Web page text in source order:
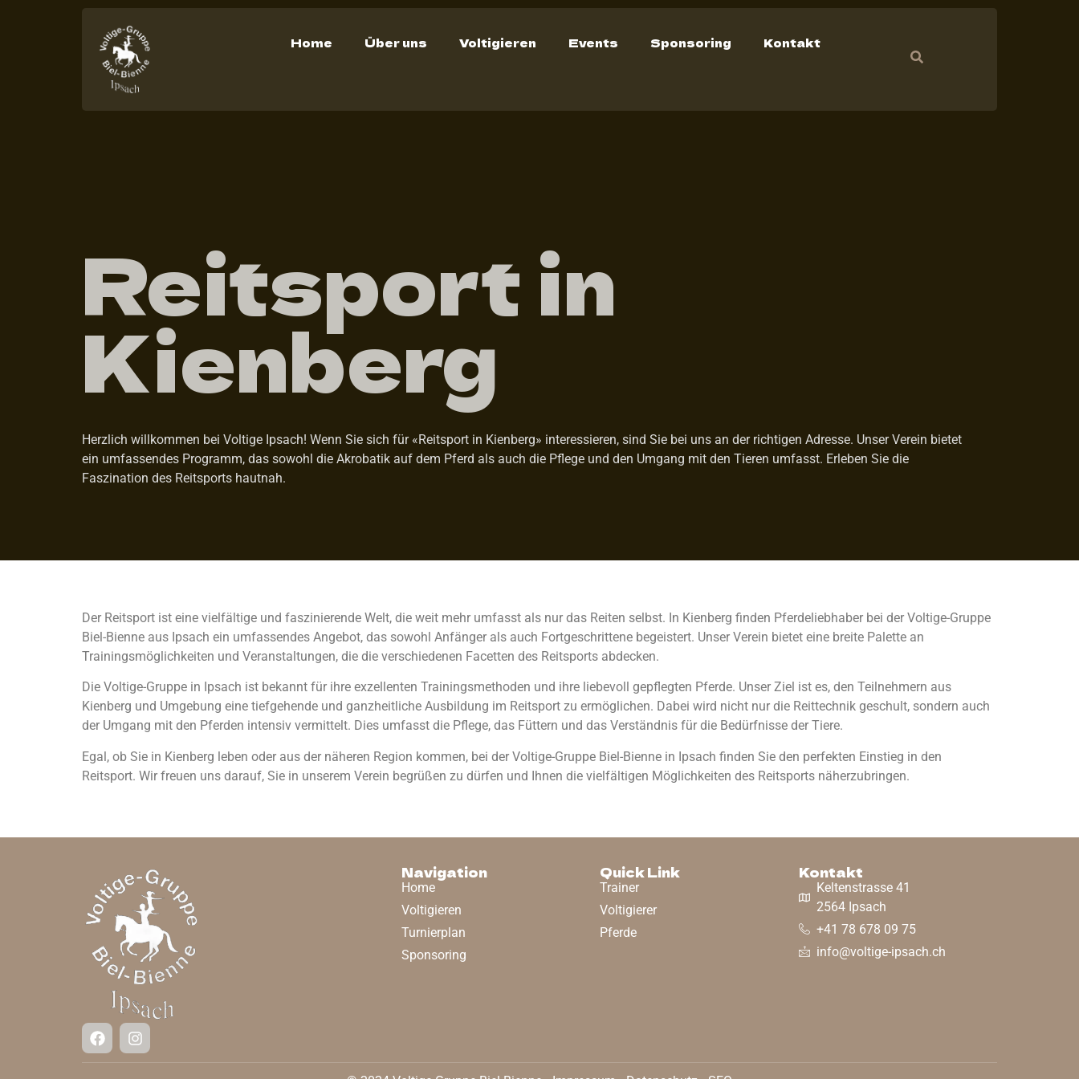
Home Über uns Voltigieren Events Sponsoring Kontakt
Reitsport in
Kienberg
Herzlich willkommen bei Voltige Ipsach! Wenn Sie sich für «Reitsport in Kienberg» interessieren, sind Sie bei uns an der richtigen Adresse. Unser Verein bietet
ein umfassendes Programm, das sowohl die Akrobatik auf dem Pferd als auch die Pflege und den Umgang mit den Tieren umfasst. Erleben Sie die
Faszination des Reitsports hautnah.
Der Reitsport ist eine vielfältige und faszinierende Welt, die weit mehr umfasst als nur das Reiten selbst. In Kienberg finden Pferdeliebhaber bei der Voltige-Gruppe
Biel-Bienne aus Ipsach ein umfassendes Angebot, das sowohl Anfänger als auch Fortgeschrittene begeistert. Unser Verein bietet eine breite Palette an
Trainingsmöglichkeiten und Veranstaltungen, die die verschiedenen Facetten des Reitsports abdecken.
Die Voltige-Gruppe in Ipsach ist bekannt für ihre exzellenten Trainingsmethoden und ihre liebevoll gepflegten Pferde. Unser Ziel ist es, den Teilnehmern aus
Kienberg und Umgebung eine tiefgehende und ganzheitliche Ausbildung im Reitsport zu ermöglichen. Dabei wird nicht nur die Reittechnik geschult, sondern auch
der Umgang mit den Pferden intensiv vermittelt. Dies umfasst die Pflege, das Füttern und das Verständnis für die Bedürfnisse der Tiere.
Egal, ob Sie in Kienberg leben oder aus der näheren Region kommen, bei der Voltige-Gruppe Biel-Bienne in Ipsach finden Sie den perfekten Einstieg in den
Reitsport. Wir freuen uns darauf, Sie in unserem Verein begrüßen zu dürfen und Ihnen die vielfältigen Möglichkeiten des Reitsports näherzubringen.
Navigation
Home
Voltigieren
Turnierplan
Sponsoring
Quick Link
Trainer
Voltigierer
Pferde
Kontakt
Keltenstrasse 41
2564 Ipsach
+41 78 678 09 75
info@voltige-ipsach.ch